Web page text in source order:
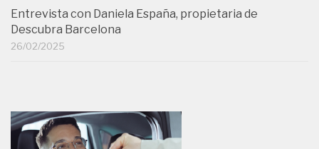
Entrevista con Daniela España, propietaria de
Descubra Barcelona
26/02/2025